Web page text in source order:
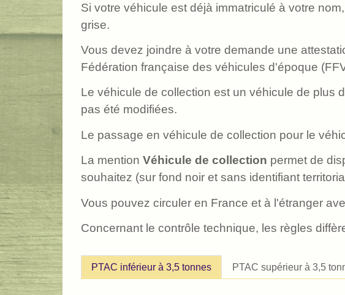
Si votre véhicule est déjà immatriculé à votre
grise.
Vous devez joindre à votre demande une
Fédération française des véhicules d'époque
Le véhicule de collection est un véhicule de plus
pas été modifiées.
Le passage en véhicule de collection pour le
La mention Véhicule de collection permet de
souhaitez (sur fond noir et sans identifiant
Vous pouvez circuler en France et à l'étranger
Concernant le contrôle technique, les règles
PTAC inférieur à 3,5 tonnes PTAC supérieur à 3,5